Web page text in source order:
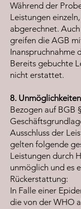
Während der
Leistungen
abgerechnet.
greifen die AGB
Inanspruchnahme
Bereits gebuchte
nicht erstattet.
8. Unmöglichkeiten
Bezogen auf BGB
Ausschluss der
gelten folgende
Leistungen durch
unmöglich und es
Rückerstattung:
In Falle einer
die von der WHO